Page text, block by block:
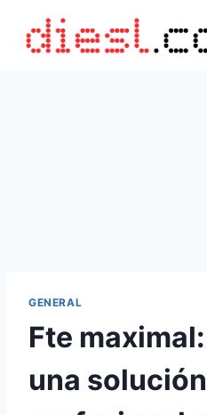
contenido
GENERAL
Fte
una solución